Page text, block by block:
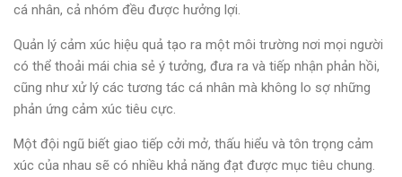
cá nhân, cả nhóm đều được hưởng lợi.
Quản lý cảm xúc hiệu quả tạo ra một môi trường nơi mọi người
có thể thoải mái chia sẻ ý tưởng, đưa ra và tiếp nhận phản hồi,
cũng như xử lý các tương tác cá nhân mà không lo sợ những
phản ứng cảm xúc tiêu cực.
Một đội ngũ biết giao tiếp cởi mở, thấu hiểu và tôn trọng cảm
xúc của nhau sẽ có nhiều khả năng đạt được mục tiêu chung.